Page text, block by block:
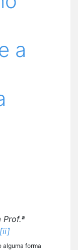
a
Prof.ª
[ii]
alguma forma